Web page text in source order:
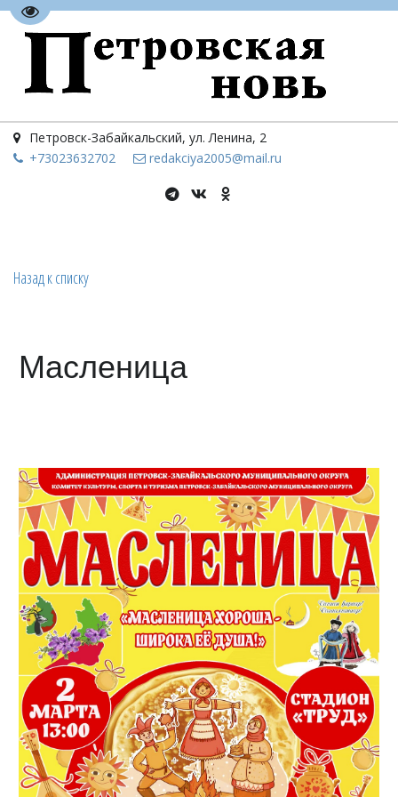
Перейти на версию для слабовидящих
Петровск-Забайкальский, ул. Ленина, 2
+73023632702 redakciya2005@mail.ru
Назад к списку
Масленица